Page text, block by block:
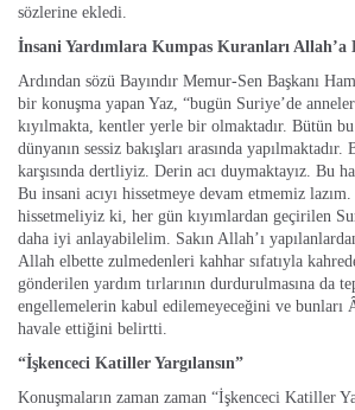
sözlerine ekledi.
İnsani Yardımlara Kumpas Kuranları Allah’a
Ardından sözü Bayındır Memur-Sen Başkanı
bir konuşma yapan Yaz, “bugün Suriye’de
kıyılmakta, kentler yerle bir olmaktadır. Bütün
dünyanın sessiz bakışları arasında
karşısında dertliyiz. Derin acı duymaktayız. Bu
Bu insani acıyı hissetmeye devam etmemiz
hissetmeliyiz ki, her gün kıyımlardan geçirilen
daha iyi anlayabilelim. Sakın Allah’ı
Allah elbette zulmedenleri kahhar sıfatıyla
gönderilen yardım tırlarının durdurulmasına da
engellemelerin kabul edilemeyeceğini ve bunları
havale ettiğini belirtti.
“İşkenceci Katiller Yargılansın”
Konuşmaların zaman zaman “İşkenceci Katiller